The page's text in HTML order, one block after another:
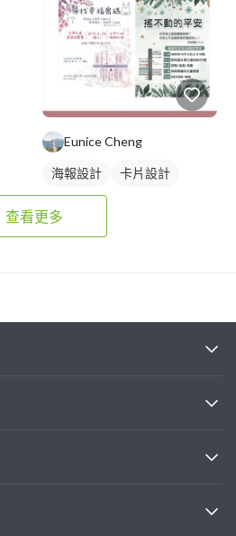
Eunice Cheng
海報設計 卡片設計
查看更多